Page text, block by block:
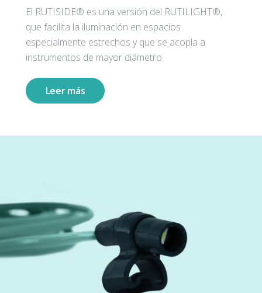
El RUTISIDE® es una versión del RUTILIGHT®,
que facilita la iluminación en espacios
especialmente estrechos y que se acopla a
instrumentos de mayor diámetro.
Leer más